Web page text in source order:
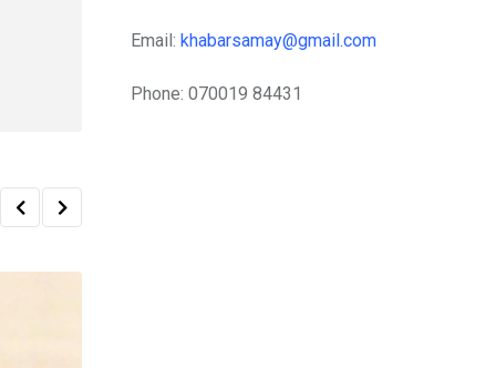
Email: khabarsamay@gmail.com
Phone: 070019 84431